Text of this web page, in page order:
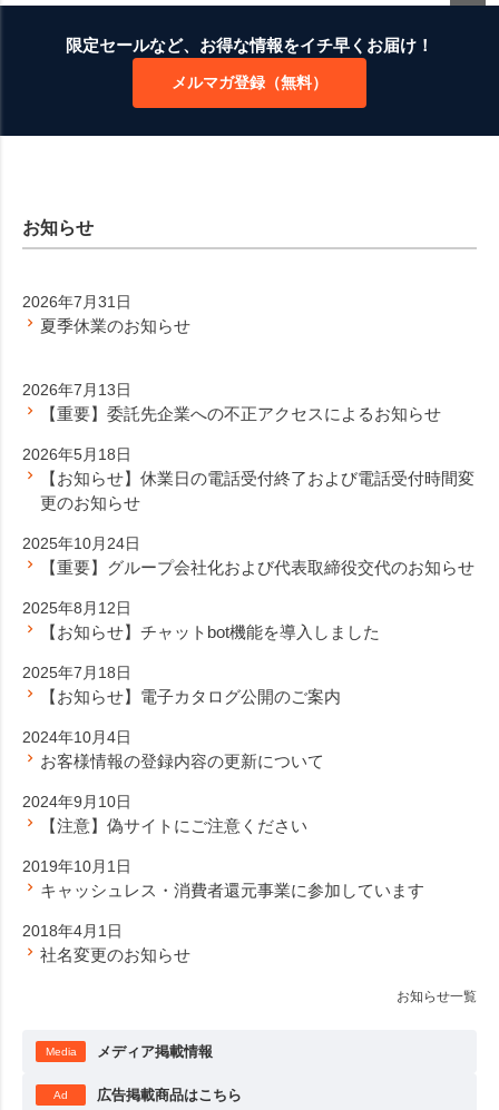
限定セールなど、お得な情報をイチ早くお届け！
メルマガ登録（無料）
お知らせ
2026年7月31日
夏季休業のお知らせ
2026年7月13日
【重要】委託先企業への不正アクセスによるお知らせ
2026年5月18日
【お知らせ】休業日の電話受付終了および電話受付時間変
更のお知らせ
2025年10月24日
【重要】グループ会社化および代表取締役交代のお知らせ
2025年8月12日
【お知らせ】チャットbot機能を導入しました
2025年7月18日
【お知らせ】電子カタログ公開のご案内
2024年10月4日
お客様情報の登録内容の更新について
2024年9月10日
【注意】偽サイトにご注意ください
2019年10月1日
キャッシュレス・消費者還元事業に参加しています
2018年4月1日
社名変更のお知らせ
お知らせ一覧
Media メディア掲載情報
Ad 広告掲載商品はこちら